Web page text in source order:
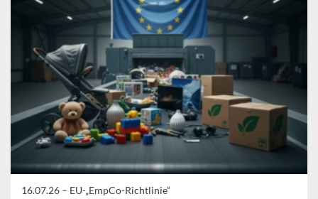
16.07.26 – EU-„EmpCo-Richtlinie“